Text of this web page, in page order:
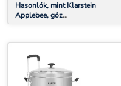
Hasonlók, mint Klarstein
Applebee, gőz
gyümölcscentrifuga,
elektromos, 1500 W, Ø 25 cm, 8
L, rozsdamentes acél